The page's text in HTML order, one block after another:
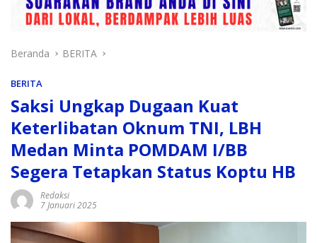
Beranda BERITA
BERITA
Saksi Ungkap Dugaan Kuat
Keterlibatan Oknum TNI, LBH
Medan Minta POMDAM I/BB
Segera Tetapkan Status Koptu HB
Redaksi
7 Januari 2025